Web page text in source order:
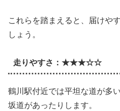
これらを踏まえると、届けや
しょう。
走りやすさ：★★★☆☆
鶴川駅付近では平坦な道が多
坂道があったりします。